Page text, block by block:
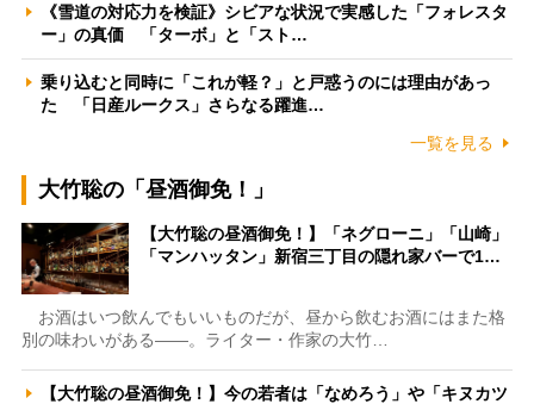
《雪道の対応力を検証》シビアな状況で実感した「フォレスタ
ー」の真価 「ターボ」と「スト…
乗り込むと同時に「これが軽？」と戸惑うのには理由があっ
た 「日産ルークス」さらなる躍進…
一覧を見る
大竹聡の「昼酒御免！」
【大竹聡の昼酒御免！】「ネグローニ」「山崎」
「マンハッタン」新宿三丁目の隠れ家バーで1…
お酒はいつ飲んでもいいものだが、昼から飲むお酒にはまた格
別の味わいがある――。ライター・作家の大竹…
【大竹聡の昼酒御免！】今の若者は「なめろう」や「キヌカツ